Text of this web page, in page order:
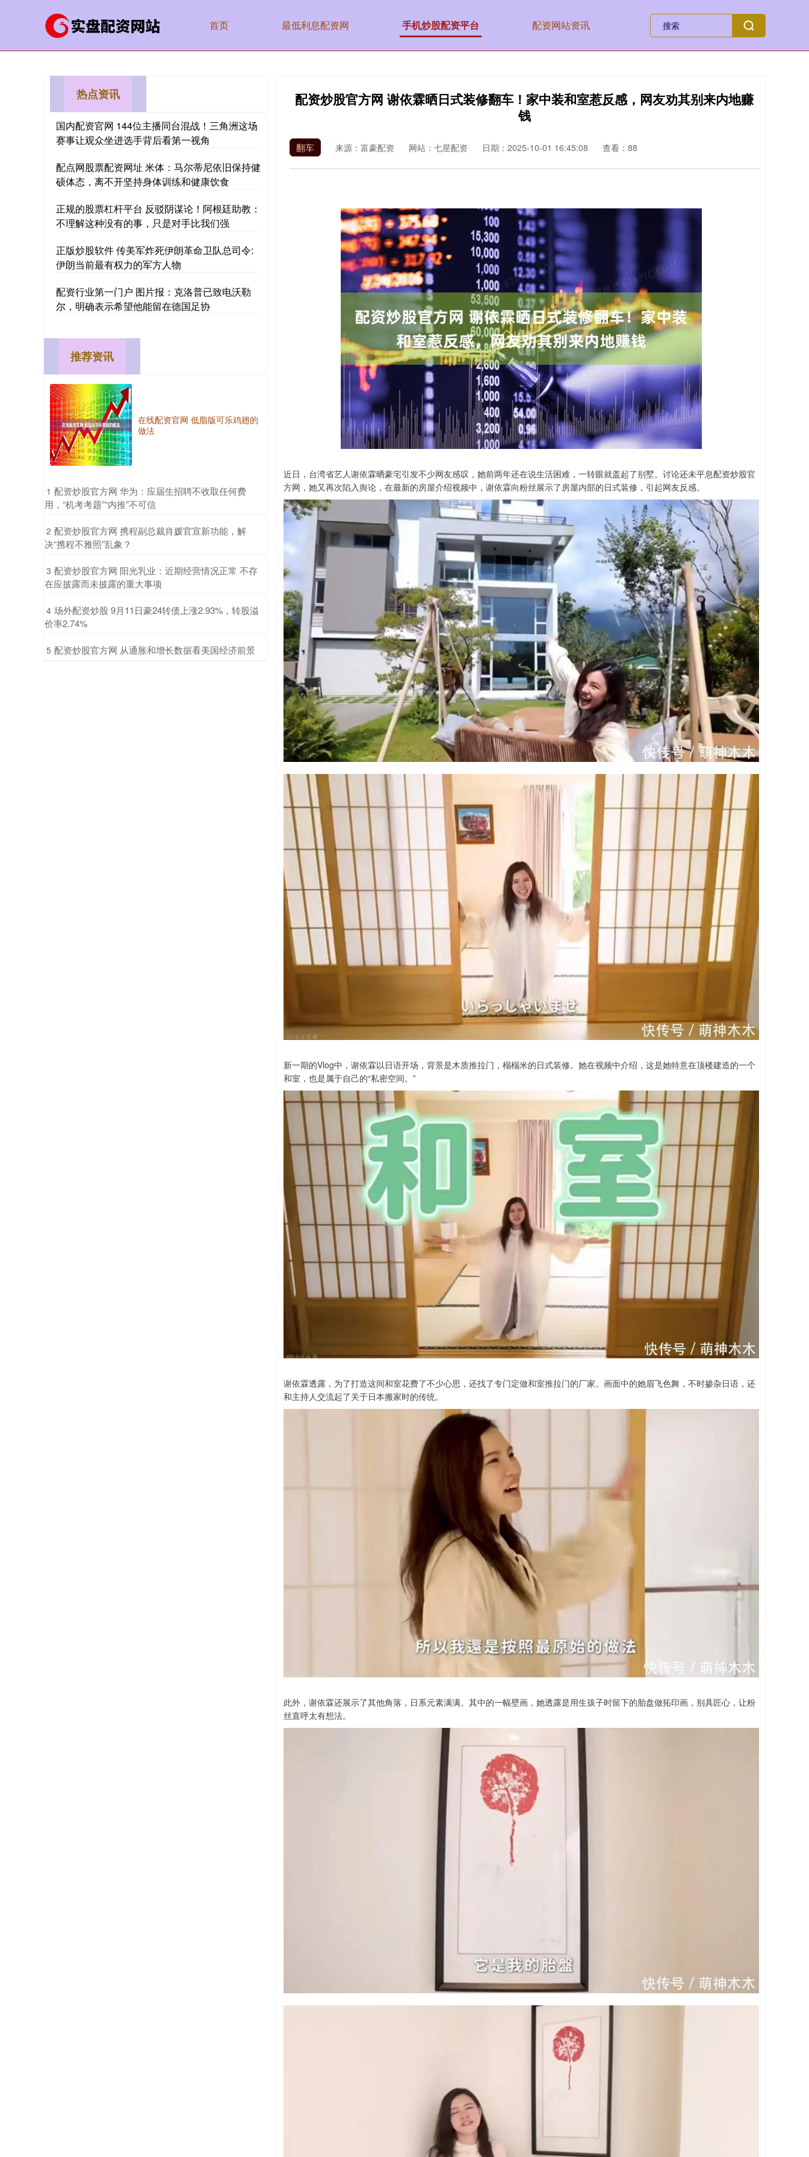
首页 最低利息配资网 手机炒股配资平台 配资网站资讯
配资炒股官方网 谢依霖晒日式装修翻车！家中装和室惹反感，网友劝其别来内地赚
钱
翻车 来源：富豪配资 网站：七星配资 日期：2025-10-01 16:45:08 查看：88
近日，台湾省艺人谢依霖晒豪宅引发不少网友感叹，她前两年还在说生活困难，一转眼就盖起了别墅。讨论还未平息配资炒股官
方网，她又再次陷入舆论，在最新的房屋介绍视频中，谢依霖向粉丝展示了房屋内部的日式装修，引起网友反感。
新一期的Vlog中，谢依霖以日语开场，背景是木质推拉门，榻榻米的日式装修。她在视频中介绍，这是她特意在顶楼建造的一个
和室，也是属于自己的“私密空间。”
谢依霖透露，为了打造这间和室花费了不少心思，还找了专门定做和室推拉门的厂家。画面中的她眉飞色舞，不时掺杂日语，还
和主持人交流起了关于日本搬家时的传统。
此外，谢依霖还展示了其他角落，日系元素满满。其中的一幅壁画，她透露是用生孩子时留下的胎盘做拓印画，别具匠心，让粉
丝直呼太有想法。
热点资讯
国内配资官网 144位主播同台混战！三角洲这场
赛事让观众坐进选手背后看第一视角
配点网股票配资网址 米体：马尔蒂尼依旧保持健
硕体态，离不开坚持身体训练和健康饮食
正规的股票杠杆平台 反驳阴谋论！阿根廷助教：
不理解这种没有的事，只是对手比我们强
正版炒股软件 传美军炸死伊朗革命卫队总司令:
伊朗当前最有权力的军方人物
配资行业第一门户 图片报：克洛普已致电沃勒
尔，明确表示希望他能留在德国足协
推荐资讯
在线配资官网 低脂版可乐鸡翅的
做法
1 ​配资炒股官方网 华为：应届生招聘不收取任何费
用，“机考考题”“内推”不可信
2 ​配资炒股官方网 携程副总裁肖媛官宣新功能，解
决“携程不雅照”乱象？
3 ​配资炒股官方网 阳光乳业：近期经营情况正常 不存
在应披露而未披露的重大事项
4 ​场外配资炒股 9月11日豪24转债上涨2.93%，转股溢
价率2.74%
5 ​配资炒股官方网 从通胀和增长数据看美国经济前景